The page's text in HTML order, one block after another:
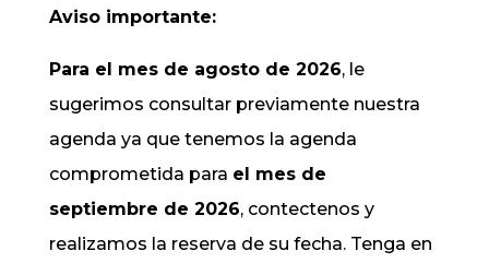
Aviso importante:
Para el mes de agosto de 2026, le
sugerimos consultar previamente nuestra
agenda ya que tenemos la agenda
comprometida para el mes de
septiembre de 2026, contectenos y
realizamos la reserva de su fecha. Tenga en